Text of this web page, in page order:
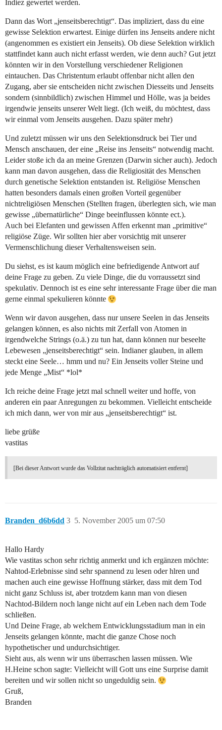
Indiez gewertet werden.
Dann das Wort „jenseitsberechtigt“. Das impliziert, dass du eine
gewisse Selektion erwartest. Einige dürfen ins Jenseits andere nicht
(angenommen es existiert ein Jenseits). Ob diese Selektion wirklich
stattfindet kann auch nicht erfasst werden, wie denn auch? Gut jetzt
könnten wir in den Vorstellung verschiedener Religionen
eintauchen. Das Christentum erlaubt offenbar nicht allen den
Zugang, aber sie entscheiden nicht zwischen Diesseits und Jenseits
sondern (sinnbildlich) zwischen Himmel und Hölle, was ja beides
irgendwie jenseits unserer Welt liegt. (Ich weiß, du möchtest, dass
wir einmal vom Jenseits ausgehen. Dazu später mehr)
Und zuletzt müssen wir uns den Selektionsdruck bei Tier und
Mensch anschauen, der eine „Reise ins Jenseits“ notwendig macht.
Leider stoße ich da an meine Grenzen (Darwin sicher auch). Jedoch
kann man davon ausgehen, dass die Religiosität des Menschen
durch genetische Selektion entstanden ist. Religiöse Menschen
hatten besonders damals einen großen Vorteil gegenüber
nichtreligiösen Menschen (Stellten fragen, überlegten sich, wie man
gewisse „übernatürliche“ Dinge beeinflussen könnte ect.).
Auch bei Elefanten und gewissen Affen erkennt man „primitive“
religiöse Züge. Wir sollten hier aber vorsichtig mit unserer
Vermenschlichung dieser Verhaltensweisen sein.
Du siehst, es ist kaum möglich eine befriedigende Antwort auf
deine Frage zu geben. Zu viele Dinge, die du vorraussetzt sind
spekulativ. Dennoch ist es eine sehr interessante Frage über die man
gerne einmal spekulieren könnte
Wenn wir davon ausgehen, dass nur unsere Seelen in das Jenseits
gelangen können, es also nichts mit Zerfall von Atomen in
irgendwelche Strings (o.ä.) zu tun hat, dann können nur beseelte
Lebewesen „jenseitsberechtigt“ sein. Indianer glauben, in allem
steckt eine Seele… hmm und nu? Ein Jenseits voller Steine und
jede Menge „Mist“ *lol*
Ich reiche deine Frage jetzt mal schnell weiter und hoffe, von
anderen ein paar Anregungen zu bekommen. Vielleicht entscheide
ich mich dann, wer von mir aus „jenseitsberechtigt“ ist.
liebe grüße
vastitas
[Bei dieser Antwort wurde das Vollzitat nachträglich automatisiert entfernt]
Branden_d6b6dd 5. November 2005 um 07:50
3
Hallo Hardy
Wie vastitas schon sehr richtig anmerkt und ich ergänzen möchte:
Nahtod-Erlebnisse sind sehr spannend zu lesen oder hlren und
machen auch eine gewisse Hoffnung stärker, dass mit dem Tod
nicht ganz Schluss ist, aber trotzdem kann man von diesen
Nachtod-Bildern noch lange nicht auf ein Leben nach dem Tode
schließen.
Und Deine Frage, ab welchem Entwicklungsstadium man in ein
Jenseits gelangen könnte, macht die ganze Chose noch
hypothetischer und undurchsichtiger.
Sieht aus, als wenn wir uns überraschen lassen müssen. Wie
H.Heine schon sagte: Vielleicht will Gott uns eine Surprise damit
bereiten und wir sollen nicht so ungeduldig sein.
Gruß,
Branden